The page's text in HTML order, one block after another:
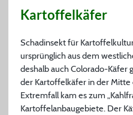
Kartoffelkäfer
Schadinsekt für
ursprünglich aus dem
deshalb auch Colorado-Käfer
der Kartoffelkäfer in der Mitte
Extremfall kam es zum
Kartoffelanbaugebiete. Der